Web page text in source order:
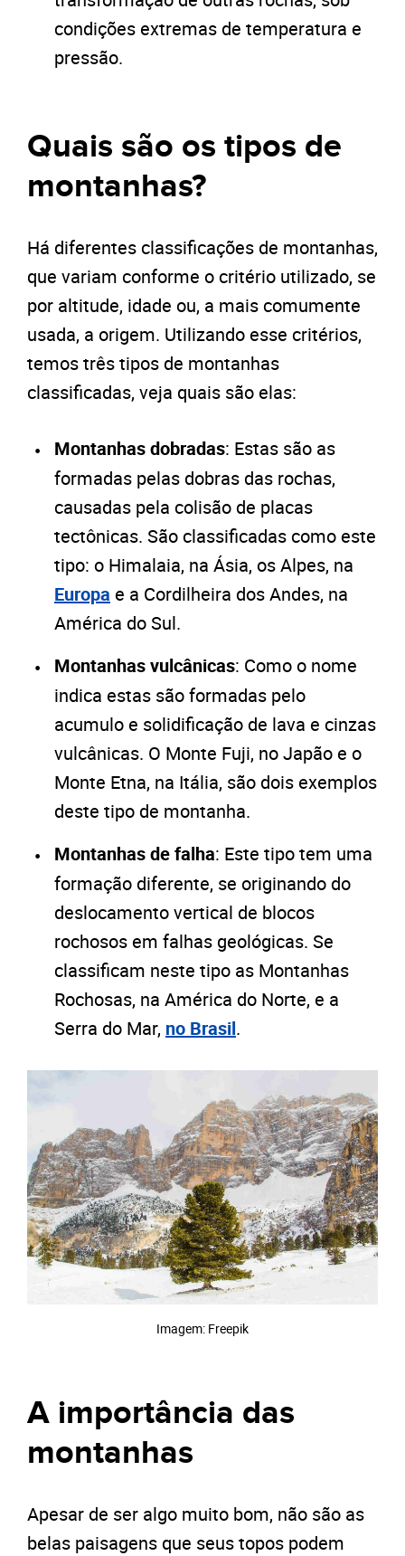
condições extremas de temperatura e
pressão.
Quais são os tipos de
montanhas?
Há diferentes classificações de montanhas,
que variam conforme o critério utilizado, se
por altitude, idade ou, a mais comumente
usada, a origem. Utilizando esse critérios,
temos três tipos de montanhas
classificadas, veja quais são elas:
Montanhas dobradas: Estas são as
formadas pelas dobras das rochas,
causadas pela colisão de placas
tectônicas. São classificadas como este
tipo: o Himalaia, na Ásia, os Alpes, na
Europa e a Cordilheira dos Andes, na
América do Sul.
Montanhas vulcânicas: Como o nome
indica estas são formadas pelo
acumulo e solidificação de lava e cinzas
vulcânicas. O Monte Fuji, no Japão e o
Monte Etna, na Itália, são dois exemplos
deste tipo de montanha.
Montanhas de falha: Este tipo tem uma
formação diferente, se originando do
deslocamento vertical de blocos
rochosos em falhas geológicas. Se
classificam neste tipo as Montanhas
Rochosas, na América do Norte, e a
Serra do Mar, no Brasil.
Imagem: Freepik
A importância das
montanhas
Apesar de ser algo muito bom, não são as
belas paisagens que seus topos podem